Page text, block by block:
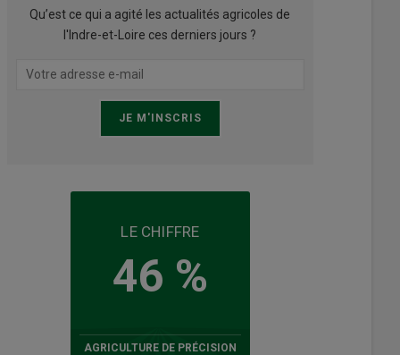
Qu’est ce qui a agité les actualités agricoles de
l'Indre-et-Loire ces derniers jours ?
LE CHIFFRE
46 %
AGRICULTURE DE PRÉCISION